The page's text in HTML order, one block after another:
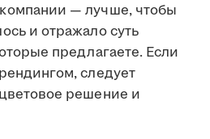
— лучше, чтобы
и отражало суть
предлагаете. Если
следует
решение и